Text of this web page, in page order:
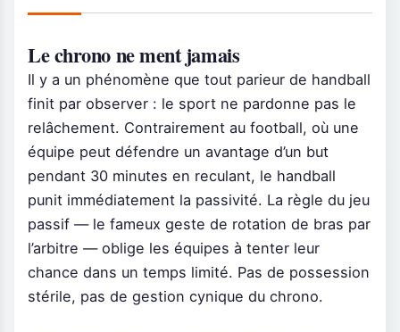
Le chrono ne ment jamais
Il y a un phénomène que tout parieur de handball
finit par observer : le sport ne pardonne pas le
relâchement. Contrairement au football, où une
équipe peut défendre un avantage d’un but
pendant 30 minutes en reculant, le handball
punit immédiatement la passivité. La règle du jeu
passif — le fameux geste de rotation de bras par
l’arbitre — oblige les équipes à tenter leur
chance dans un temps limité. Pas de possession
stérile, pas de gestion cynique du chrono.